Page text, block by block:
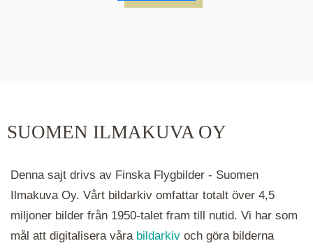
hålla ned ctrl-tangenten och scrolla.
SUOMEN ILMAKUVA OY
Denna sajt drivs av Finska Flygbilder - Suomen
Ilmakuva Oy. Vårt bildarkiv omfattar totalt över 4,5
miljoner bilder från 1950-talet fram till nutid. Vi har som
mål att digitalisera våra bildarkiv och göra bilderna